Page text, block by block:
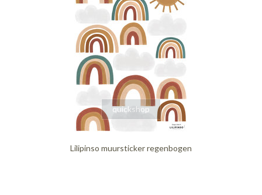
quickshop
Lilipinso muursticker regenbogen